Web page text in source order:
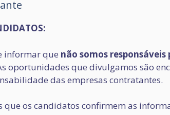
informar que não somos
oportunidades que divulgamos são
das empresas contratantes.
que os candidatos confirmem as